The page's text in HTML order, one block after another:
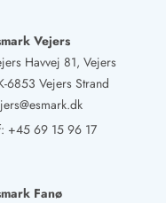
5 ud af 5
5 ud af 5
5 out of 5
30/05/2025
troet, at der virkelig
Vejers
Havvej 81, Vejers
6853 Vejers Strand
+45 69 15 96 17
Fanø